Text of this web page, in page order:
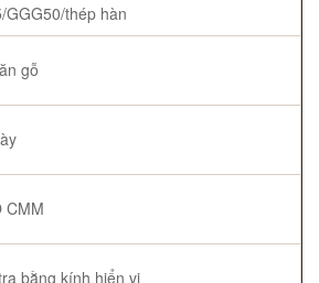
GGG50/thép hàn
gỗ
CMM
bằng kính hiển vi